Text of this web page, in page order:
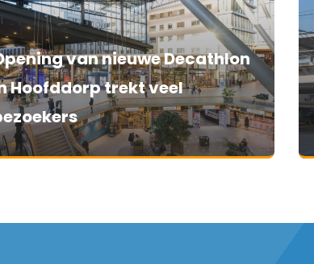
van nieuwe Decathlon
Hoofddorp trekt veel